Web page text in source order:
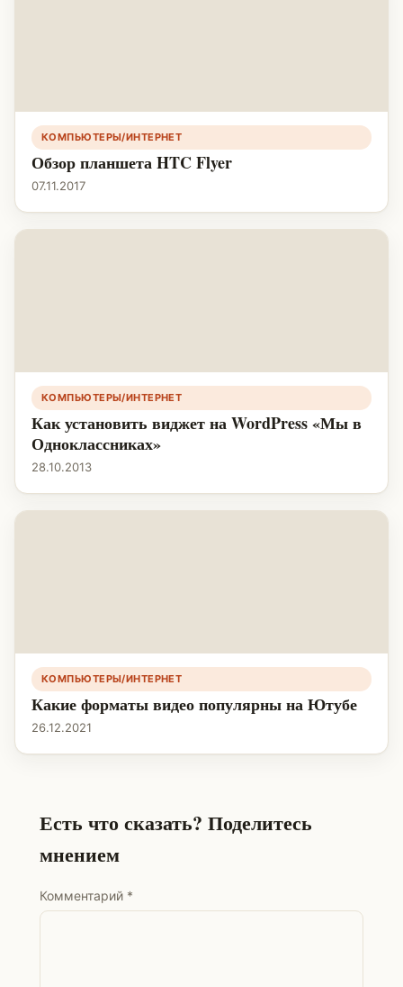
КОМПЬЮТЕРЫ/ИНТЕРНЕТ
Обзор планшета HTC Flyer
07.11.2017
КОМПЬЮТЕРЫ/ИНТЕРНЕТ
Как установить виджет на WordPress «Мы в
Одноклассниках»
28.10.2013
КОМПЬЮТЕРЫ/ИНТЕРНЕТ
Какие форматы видео популярны на Ютубе
26.12.2021
Есть что сказать? Поделитесь
мнением
Комментарий *